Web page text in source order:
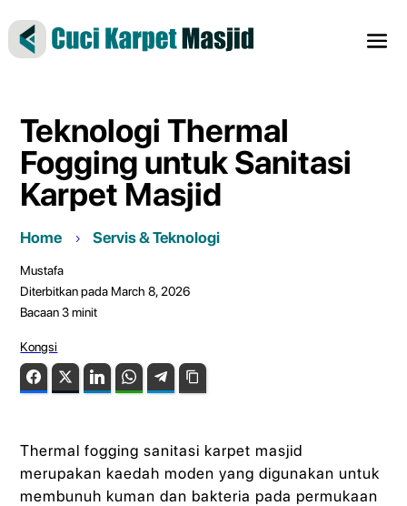
Teknologi Thermal
Fogging untuk Sanitasi
Karpet Masjid
Home Servis & Teknologi
Mustafa
Diterbitkan pada March 8, 2026
Bacaan 3 minit
Kongsi
FacebookTwitter LinkedIn WhatsAppTelegram
Thermal fogging sanitasi karpet masjid
merupakan kaedah moden yang digunakan untuk
membunuh kuman dan bakteria pada permukaan